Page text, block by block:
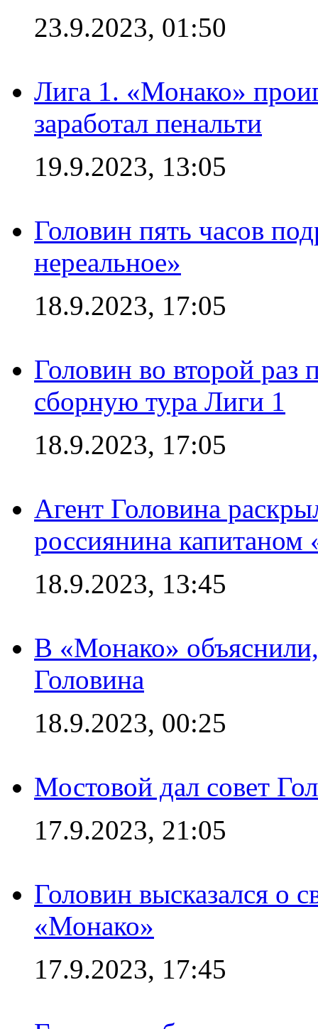
23.9.2023, 01:50
Лига 1. «Монако»
заработал пенальти
19.9.2023, 13:05
Головин пять часов
нереальное»
18.9.2023, 17:05
Головин во второй раз
сборную тура Лиги 1
18.9.2023, 17:05
Агент Головина
россиянина
18.9.2023, 13:45
В «Монако»
Головина
18.9.2023, 00:25
Мостовой дал совет
17.9.2023, 21:05
Головин высказался о
«Монако»
17.9.2023, 17:45